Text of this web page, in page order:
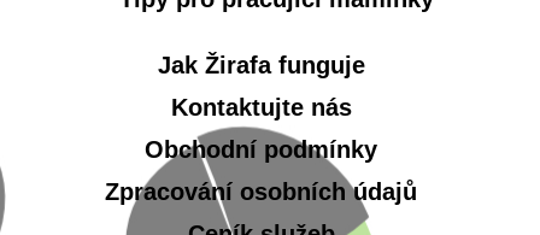
Jak Žirafa funguje
Kontaktujte nás
Obchodní podmínky
Zpracování osobních údajů